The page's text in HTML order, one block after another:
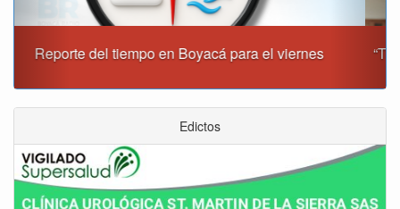
“Tunja nos ha dado demasiado y no podemos fallarle en
Edictos